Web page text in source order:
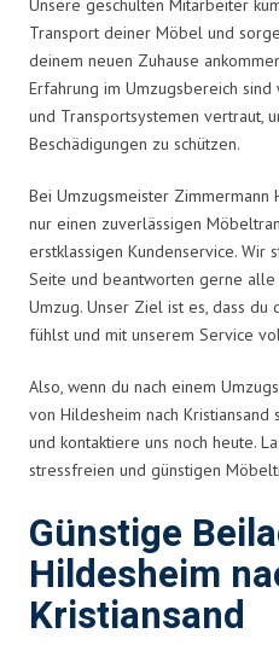
Unsere geschulten Mitarbeiter
Transport deiner Möbel und
deinem neuen Zuhause
Erfahrung im Umzugsbereich
und Transportsystemen vertraut,
Beschädigungen zu schützen.
Bei Umzugsmeister Zimmermann
nur einen zuverlässigen
erstklassigen Kundenservice. Wir
Seite und beantworten gerne
Umzug. Unser Ziel ist es, dass du
fühlst und mit unserem Service
Also, wenn du nach einem
von Hildesheim nach
und kontaktiere uns noch heute.
stressfreien und günstigen
Günstige
Hildesheim
Kristiansand